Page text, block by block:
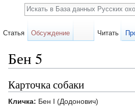
Бен 5
Карточка собаки
Кличка: Бен I (Додонович)
Статья Обсуждение Читать
Поиск